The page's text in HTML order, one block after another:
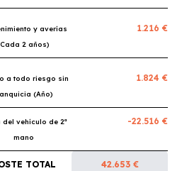
y averías
2 años)
1.216 €
a todo riesgo sin
(Año)
1.824 €
del vehículo de 2ª
mano
-22.516 €
TOTAL 42.653 €